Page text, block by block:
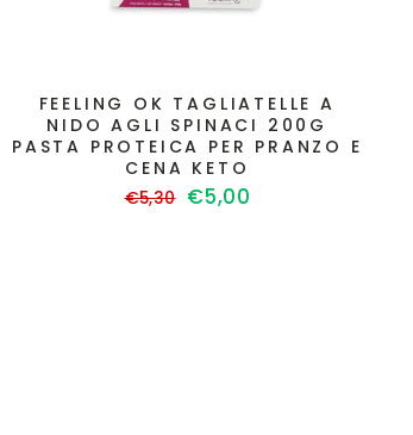
FEELING OK TAGLIATELLE A
NIDO AGLI SPINACI 200G
PASTA PROTEICA PER PRANZO E
CENA KETO
Prezzo
€5,30 Prezzo
€5,00